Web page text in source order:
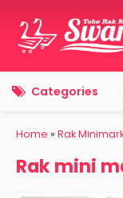
Categories
Home » Rak
Rak mini